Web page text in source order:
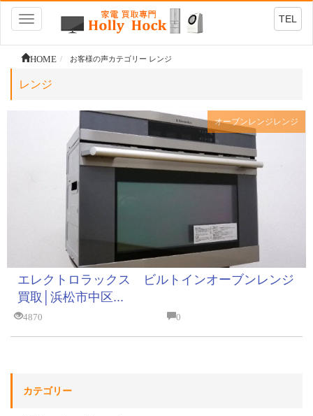
Toggle
navigation
TEL
HOME お客様の声カテゴリー レンジ
レンジ
オーブンレンジ レンジ
エレクトロラックス ビルトインオーブンレンジ
買取│浜松市中区...
4870 0
カテゴリー